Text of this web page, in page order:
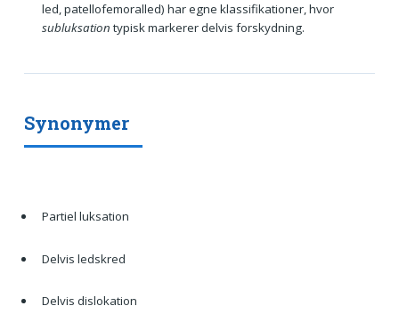
led, patellofemoralled) har egne klassifikationer, hvor
subluksation typisk markerer delvis forskydning.
Synonymer
Partiel luksation
Delvis ledskred
Delvis dislokation